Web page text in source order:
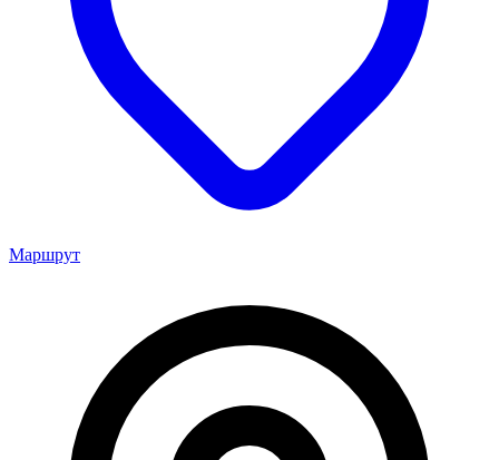
Маршрут